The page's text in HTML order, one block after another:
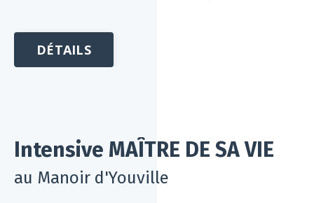
DÉTAILS
Intensive MAÎTRE DE SA VIE
au Manoir d'Youville